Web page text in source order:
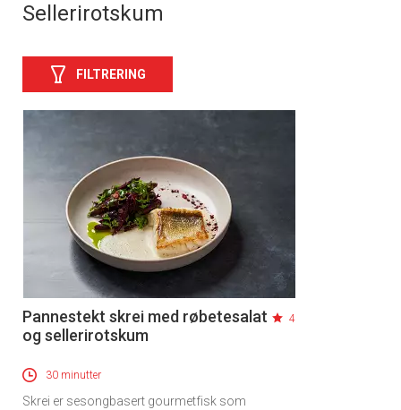
Sellerirotskum
FILTRERING
Pannestekt skrei med røbetesalat
og sellerirotskum
4
30 minutter
Skrei er sesongbasert gourmetfisk som